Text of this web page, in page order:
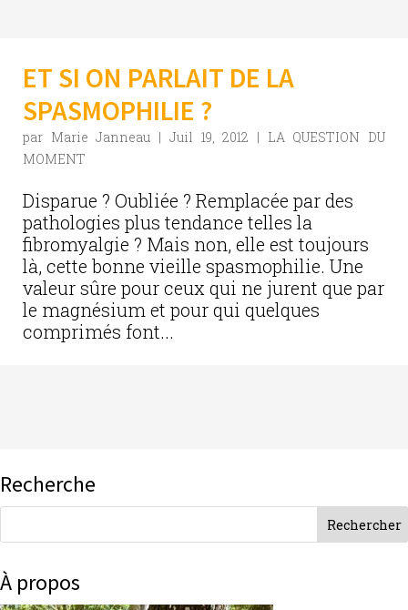
ET SI ON PARLAIT DE LA
SPASMOPHILIE ?
par Marie Janneau | Juil 19, 2012 | LA QUESTION DU
MOMENT
Disparue ? Oubliée ? Remplacée par des
pathologies plus tendance telles la
fibromyalgie ? Mais non, elle est toujours
là, cette bonne vieille spasmophilie. Une
valeur sûre pour ceux qui ne jurent que par
le magnésium et pour qui quelques
comprimés font...
Recherche
À propos